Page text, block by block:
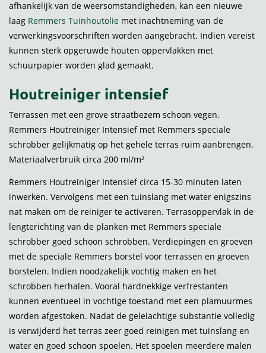
afhankelijk van de weersomstandigheden, kan een nieuwe
laag Remmers Tuinhoutolie met inachtneming van de
verwerkingsvoorschriften worden aangebracht. Indien vereist
kunnen sterk opgeruwde houten oppervlakken met
schuurpapier worden glad gemaakt.
Houtreiniger intensief
Terrassen met een grove straatbezem schoon vegen.
Remmers Houtreiniger Intensief met Remmers speciale
schrobber gelijkmatig op het gehele terras ruim aanbrengen.
Materiaalverbruik circa 200 ml/m²
Remmers Houtreiniger Intensief circa 15-30 minuten laten
inwerken. Vervolgens met een tuinslang met water enigszins
nat maken om de reiniger te activeren. Terrasoppervlak in de
lengterichting van de planken met Remmers speciale
schrobber goed schoon schrobben. Verdiepingen en groeven
met de speciale Remmers borstel voor terrassen en groeven
borstelen. Indien noodzakelijk vochtig maken en het
schrobben herhalen. Vooral hardnekkige verfrestanten
kunnen eventueel in vochtige toestand met een plamuurmes
worden afgestoken. Nadat de geleiachtige substantie volledig
is verwijderd het terras zeer goed reinigen met tuinslang en
water en goed schoon spoelen. Het spoelen meerdere malen